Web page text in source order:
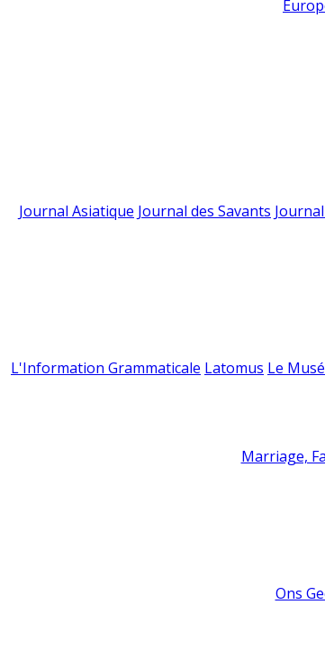
Journal Asiatique Journal des Savants
L'Information Grammaticale Latomus Le
Marriage,
Ons